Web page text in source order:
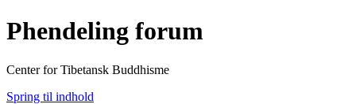
Phendeling forum
Center for Tibetansk Buddhisme
Spring til indhold